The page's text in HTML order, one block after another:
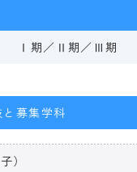
Ⅰ期 Ⅱ期 Ⅲ期
募集学科
）